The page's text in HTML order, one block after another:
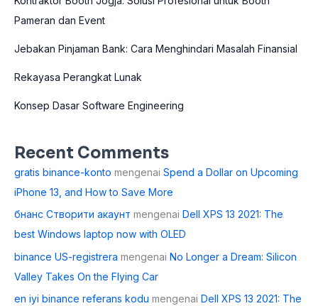
Pameran dan Event
Jebakan Pinjaman Bank: Cara Menghindari Masalah Finansial
Rekayasa Perangkat Lunak
Konsep Dasar Software Engineering
Recent Comments
gratis binance-konto mengenai Spend a Dollar on Upcoming
iPhone 13, and How to Save More
бнанс Створити акаунт mengenai Dell XPS 13 2021: The
best Windows laptop now with OLED
binance US-registrera mengenai No Longer a Dream: Silicon
Valley Takes On the Flying Car
en iyi binance referans kodu mengenai Dell XPS 13 2021: The